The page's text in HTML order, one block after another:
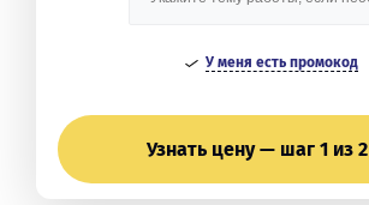
У меня есть промокод
Узнать цену — шаг 1 из 2